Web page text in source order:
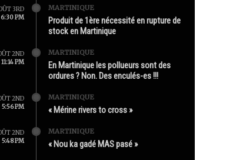
3RD
6:30 PM
MARTINIQUE
Produit de 1ère nécessité en rupture de
stock en Martinique
2ND
11:14 PM
MARTINIQUE
En Martinique les pollueurs sont des
ordures ? Non. Des enculés-es !!!
2ND
5:56 PM
MARTINIQUE
« Mérine rivers to cross »
2ND
5:48 PM
MARTINIQUE
« Nou ka gadé MAS pasé »